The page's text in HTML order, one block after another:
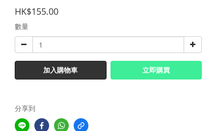
HK$155.00
數量
加入購物車 立即購買
分享到